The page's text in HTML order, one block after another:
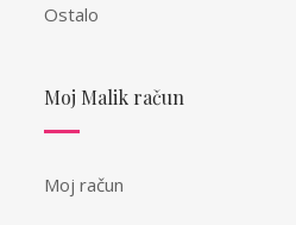
Ostalo
Moj Malik račun
Moj račun